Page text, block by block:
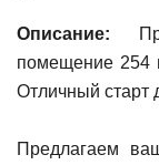
Описание:
помещение 254
Отличный старт
Предлагаем